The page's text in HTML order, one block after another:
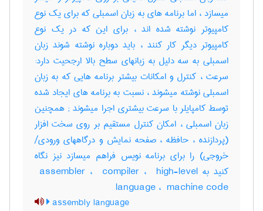
میسازد ، اما برنامه های به زبان اسمبلی که برای یک نوع
کامپیوتر نوشته شده اند ، برای این که در یک نوع
کامپیوتر دیگر کار کنند ، باید دوباره نوشته شوند زبان
اسمبلی به سه دلیل به زبانهای سطح بالا ارجحیت دارد:
سرعت ، کنترل و امکانات بیشتر برنامه هایی که به زبان
اسمبلی نوشته میشوند ، نسبت به برنامه های ایجاد شده
توسط کامپایلر با سرعت بیشتری اجرا میشوند‎ ; همچنین
زبان اسمبلی ، امکان کنترل مستقیم بر روی سخت افزار
(پردازنده ، حافظه ، صفحه نمایش و درگاههای ورودی‎/
خروجی) را برای برنامه نویس فراهم میسازد نیز نگاه
کنید به ‎ assembler ، ‎ compiler ، ‎ high-level
language ، ‎ machine code
assembly language